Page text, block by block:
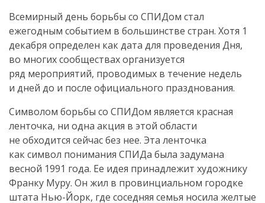
Всемирный день борьбы со СПИДом стал
ежегодным событием в большинстве стран. Хотя 1
декабря определен как дата для проведения Дня,
во многих сообществах организуется
ряд мероприятий, проводимых в течение недель
и дней до и после официального празднования.
Символом борьбы со СПИДом является красная
ленточка, ни одна акция в этой области
не обходится сейчас без нее. Эта ленточка
как символ понимания СПИДа была задумана
весной 1991 года. Ее идея принадлежит художнику
Франку Муру. Он жил в провинциальном городке
штата Нью-Йорк, где соседняя семья носила желтые